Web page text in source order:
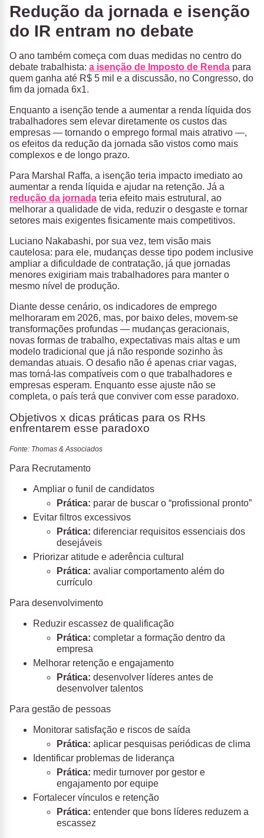
Redução da jornada e isenção
do IR entram no debate
O ano também começa com duas medidas no centro do
debate trabalhista: a isenção de Imposto de Renda para
quem ganha até R$ 5 mil e a discussão, no Congresso, do
fim da jornada 6x1.
Enquanto a isenção tende a aumentar a renda líquida dos
trabalhadores sem elevar diretamente os custos das
empresas — tornando o emprego formal mais atrativo —,
os efeitos da redução da jornada são vistos como mais
complexos e de longo prazo.
Para Marshal Raffa, a isenção teria impacto imediato ao
aumentar a renda líquida e ajudar na retenção. Já a
redução da jornada teria efeito mais estrutural, ao
melhorar a qualidade de vida, reduzir o desgaste e tornar
setores mais exigentes fisicamente mais competitivos.
Luciano Nakabashi, por sua vez, tem visão mais
cautelosa: para ele, mudanças desse tipo podem inclusive
ampliar a dificuldade de contratação, já que jornadas
menores exigiriam mais trabalhadores para manter o
mesmo nível de produção.
Diante desse cenário, os indicadores de emprego
melhoraram em 2026, mas, por baixo deles, movem-se
transformações profundas — mudanças geracionais,
novas formas de trabalho, expectativas mais altas e um
modelo tradicional que já não responde sozinho às
demandas atuais. O desafio não é apenas criar vagas,
mas torná-las compatíveis com o que trabalhadores e
empresas esperam. Enquanto esse ajuste não se
completa, o país terá que conviver com esse paradoxo.
Objetivos x dicas práticas para os RHs
enfrentarem esse paradoxo
Fonte: Thomas & Associados
Para Recrutamento
Ampliar o funil de candidatos
Prática: parar de buscar o “profissional pronto”
Evitar filtros excessivos
Prática: diferenciar requisitos essenciais dos
desejáveis
Priorizar atitude e aderência cultural
Prática: avaliar comportamento além do
currículo
Para desenvolvimento
Reduzir escassez de qualificação
Prática: completar a formação dentro da
empresa
Melhorar retenção e engajamento
Prática: desenvolver líderes antes de
desenvolver talentos
Para gestão de pessoas
Monitorar satisfação e riscos de saída
Prática: aplicar pesquisas periódicas de clima
Identificar problemas de liderança
Prática: medir turnover por gestor e
engajamento por equipe
Fortalecer vínculos e retenção
Prática: entender que bons líderes reduzem a
escassez